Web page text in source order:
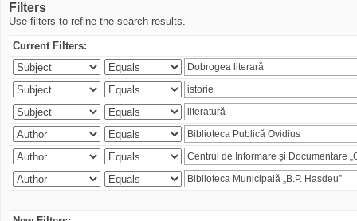
Filters
Use filters to refine the search results.
Current Filters: